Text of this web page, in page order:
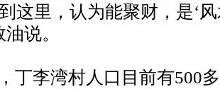
这里，认为能聚财，是‘
说。
李湾村人口目前有500多